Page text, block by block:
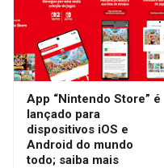
App “Nintendo Store” é
lançado para
dispositivos iOS e
Android do mundo
todo; saiba mais